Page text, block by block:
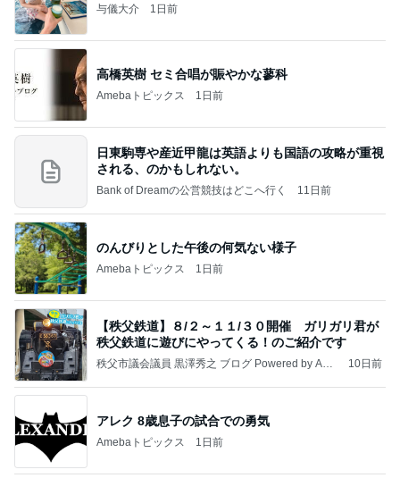
与儀大介 1日前
高橋英樹 セミ合唱が賑やかな蓼科
Amebaトピックス 1日前
日東駒専や産近甲龍は英語よりも国語の攻略が重視
される、のかもしれない。
Bank of Dreamの公営競技はどこへ行く 11日前
のんびりとした午後の何気ない様子
Amebaトピックス 1日前
【秩父鉄道】８/２～１１/３０開催 ガリガリ君が
秩父鉄道に遊びにやってくる！のご紹介です
秩父市議会議員 黒澤秀之 ブログ Powered by Ame
10日前
アレク 8歳息子の試合での勇気
Amebaトピックス 1日前